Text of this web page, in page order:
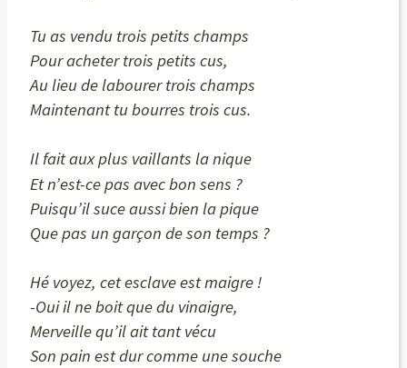
Tu as vendu trois petits champs
Pour acheter trois petits cus,
Au lieu de labourer trois champs
Maintenant tu bourres trois cus.
Il fait aux plus vaillants la nique
Et n’est-ce pas avec bon sens ?
Puisqu’il suce aussi bien la pique
Que pas un garçon de son temps ?
Hé voyez, cet esclave est maigre !
-Oui il ne boit que du vinaigre,
Merveille qu’il ait tant vécu
Son pain est dur comme une souche